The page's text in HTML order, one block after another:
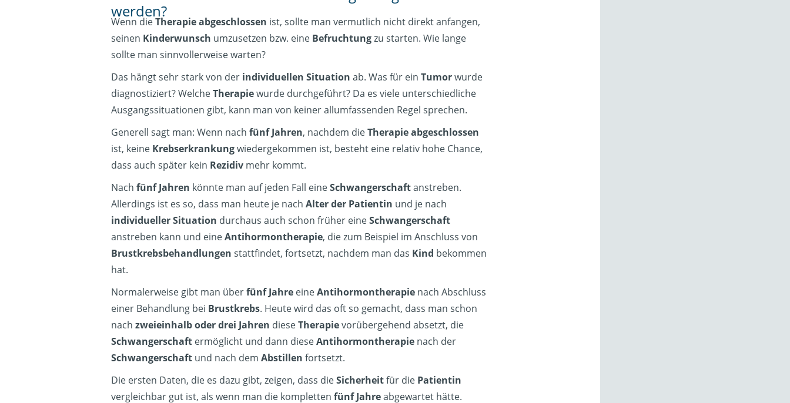
werden?
Wenn dieTherapie abgeschlossen ist, sollte man vermutlich nicht direkt anfangen,
seinen Kinderwunsch umzusetzen bzw. eine Befruchtungzu starten. Wie lange
sollte man sinnvollerweise warten?
Das hängt sehr stark von der individuellen Situation ab. Was für ein Tumorwurde
diagnostiziert? WelcheTherapiewurde durchgeführt? Da es viele unterschiedliche
Ausgangssituationen gibt, kann man von keiner allumfassenden Regel sprechen.
Generell sagt man: Wenn nach fünf Jahren, nachdem dieTherapie abgeschlossen
ist, keine Krebserkrankungwiedergekommen ist, besteht eine relativ hohe Chance,
dass auch später kein Rezidivmehr kommt.
Nach fünf Jahren könnte man auf jeden Fall eineSchwangerschaftanstreben.
Allerdings ist es so, dass man heute je nach Alter der Patientin und je nach
individueller Situation durchaus auch schon früher eineSchwangerschaft
anstreben kann und eineAntihormontherapie, die zum Beispiel im Anschluss von
Brustkrebsbehandlungen stattfindet, fortsetzt, nachdem man das Kind bekommen
hat.
Normalerweise gibt man überfünf JahreeineAntihormontherapienach Abschluss
einer Behandlung bei Brustkrebs. Heute wird das oft so gemacht, dass man schon
nach zweieinhalb oder drei Jahren dieseTherapievorübergehend absetzt, die
Schwangerschaftermöglicht und dann dieseAntihormontherapienach der
Schwangerschaftund nach dem Abstillen fortsetzt.
Die ersten Daten, die es dazu gibt, zeigen, dass dieSicherheitfür die Patientin
vergleichbar gut ist, als wenn man die kompletten fünf Jahreabgewartet hätte.